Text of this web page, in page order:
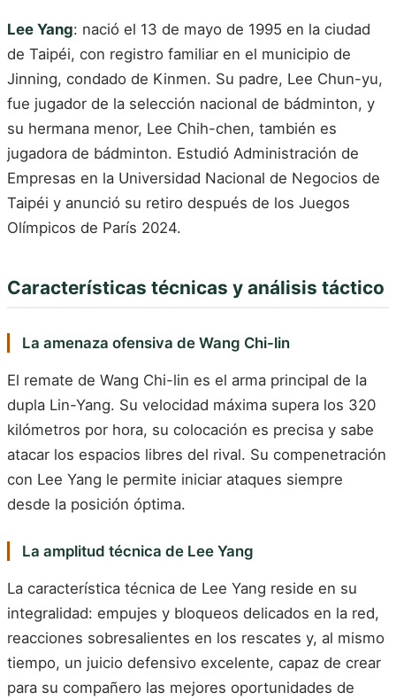
Lee Yang: nació el 13 de mayo de 1995 en la ciudad
de Taipéi, con registro familiar en el municipio de
Jinning, condado de Kinmen. Su padre, Lee Chun-yu,
fue jugador de la selección nacional de bádminton, y
su hermana menor, Lee Chih-chen, también es
jugadora de bádminton. Estudió Administración de
Empresas en la Universidad Nacional de Negocios de
Taipéi y anunció su retiro después de los Juegos
Olímpicos de París 2024.
Características técnicas y análisis táctico
La amenaza ofensiva de Wang Chi-lin
El remate de Wang Chi-lin es el arma principal de la
dupla Lin-Yang. Su velocidad máxima supera los 320
kilómetros por hora, su colocación es precisa y sabe
atacar los espacios libres del rival. Su compenetración
con Lee Yang le permite iniciar ataques siempre
desde la posición óptima.
La amplitud técnica de Lee Yang
La característica técnica de Lee Yang reside en su
integralidad: empujes y bloqueos delicados en la red,
reacciones sobresalientes en los rescates y, al mismo
tiempo, un juicio defensivo excelente, capaz de crear
para su compañero las mejores oportunidades de